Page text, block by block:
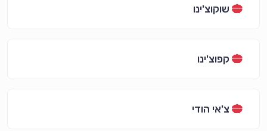
שוקוצ'ינו
קפוצ'ינו
צ'אי הודי